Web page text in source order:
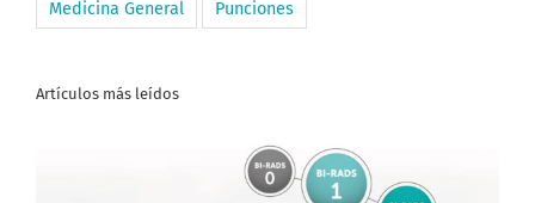
Medicina General Punciones
Artículos más leídos